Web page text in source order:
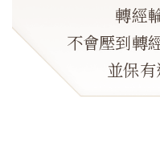
轉經
不會壓到轉
並保有